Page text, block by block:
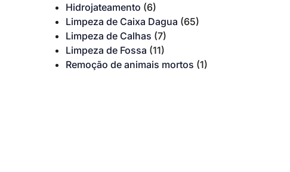
Hidrojateamento (6)
Limpeza de Caixa Dagua (65)
Limpeza de Calhas (7)
Limpeza de Fossa (11)
Remoção de animais mortos (1)